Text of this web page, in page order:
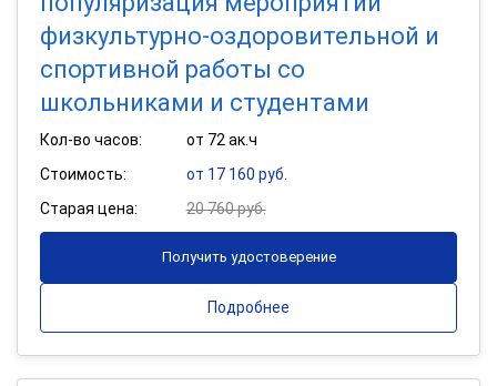
физкультурно-оздоровительной и
спортивной работы со
школьниками и студентами
Кол-во часов:
от 72 ак.ч
Стоимость:
от 17 160 руб.
Старая цена:
20 760 руб.
Получить удостоверение
Подробнее